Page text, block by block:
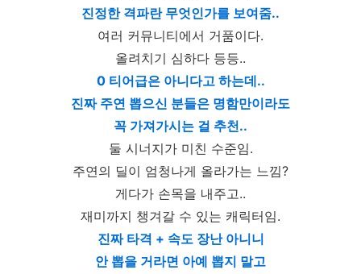
진정한 격파란 무엇인가를 보여줌..
여러 커뮤니티에서 거품이다.
올려치기 심하다 등등..
0 티어급은 아니다고 하는데..
진짜 주연 뽑으신 분들은 명함만이라도
꼭 가져가시는 걸 추천..
둘 시너지가 미친 수준임.
주연의 딜이 엄청나게 올라가는 느낌?
게다가 손목을 내주고..
재미까지 챙겨갈 수 있는 캐릭터임.
진짜 타격 + 속도 장난 아니니
안 뽑을 거라면 아예 뽑지 말고